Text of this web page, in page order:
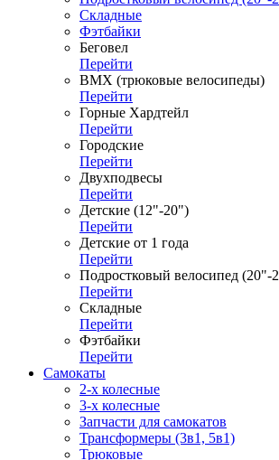
Складные
Фэтбайки
Беговел
Перейти
ВМХ (трюковые велосипеды)
Перейти
Горные Хардтейл
Перейти
Городские
Перейти
Двухподвесы
Перейти
Детские (12"-20")
Перейти
Детские от 1 года
Перейти
Подростковый велосипед (20"-
Перейти
Складные
Перейти
Фэтбайки
Перейти
Самокаты
2-х колесные
3-х колесные
Запчасти для самокатов
Трансформеры (3в1, 5в1)
Трюковые